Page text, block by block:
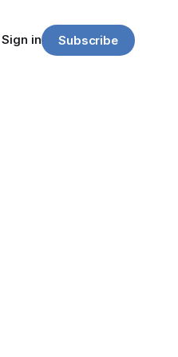
Sign in Subscribe